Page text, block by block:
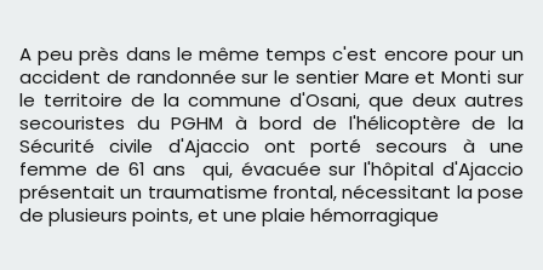
A peu près dans le même temps c'est encore pour un
accident de randonnée sur le sentier Mare et Monti sur
le territoire de la commune d'Osani, que deux autres
secouristes du PGHM à bord de l'hélicoptère de la
Sécurité civile d'Ajaccio ont porté secours à une
femme de 61 ans qui, évacuée sur l'hôpital d'Ajaccio
présentait un traumatisme frontal, nécessitant la pose
de plusieurs points, et une plaie hémorragique